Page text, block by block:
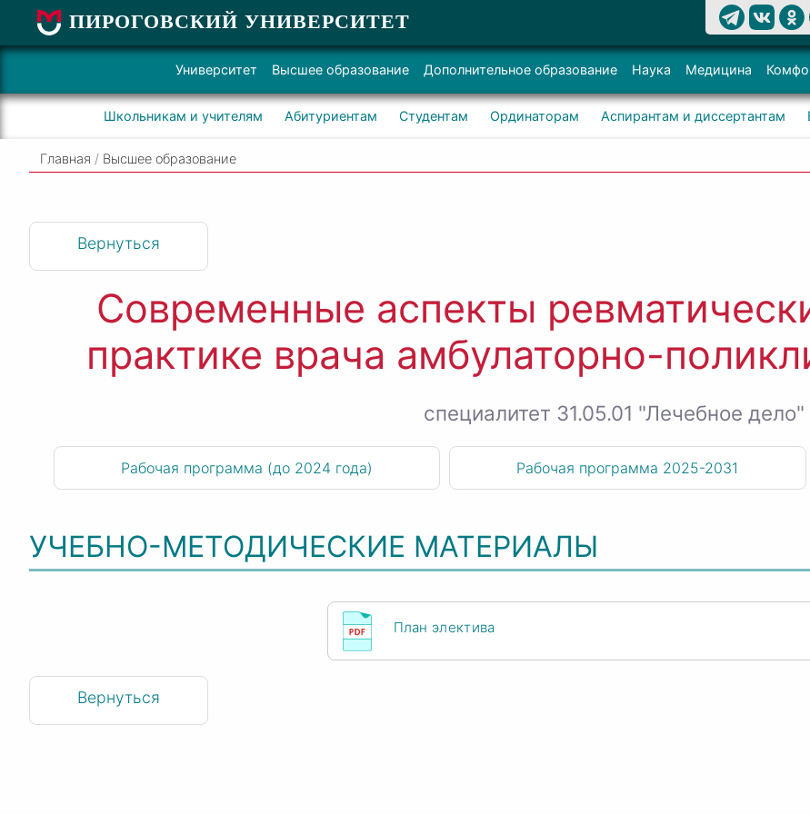
ПИРОГОВСКИЙ УНИВЕРСИТЕТ
Университет Высшее образование Дополнительное образование Наука Медицина
Школьникам и учителям Абитуриентам Студентам Ординаторам Аспирантам и диссертантам
Главная / Высшее образование
Вернуться
Современные аспекты
практике врача амбулаторно-
специалитет 31.05.01 "Лечебное дело"
Рабочая программа (до 2024 года) Рабочая программа 2025-2031
УЧЕБНО-МЕТОДИЧЕСКИЕ МАТЕРИАЛЫ
План электива
Вернуться